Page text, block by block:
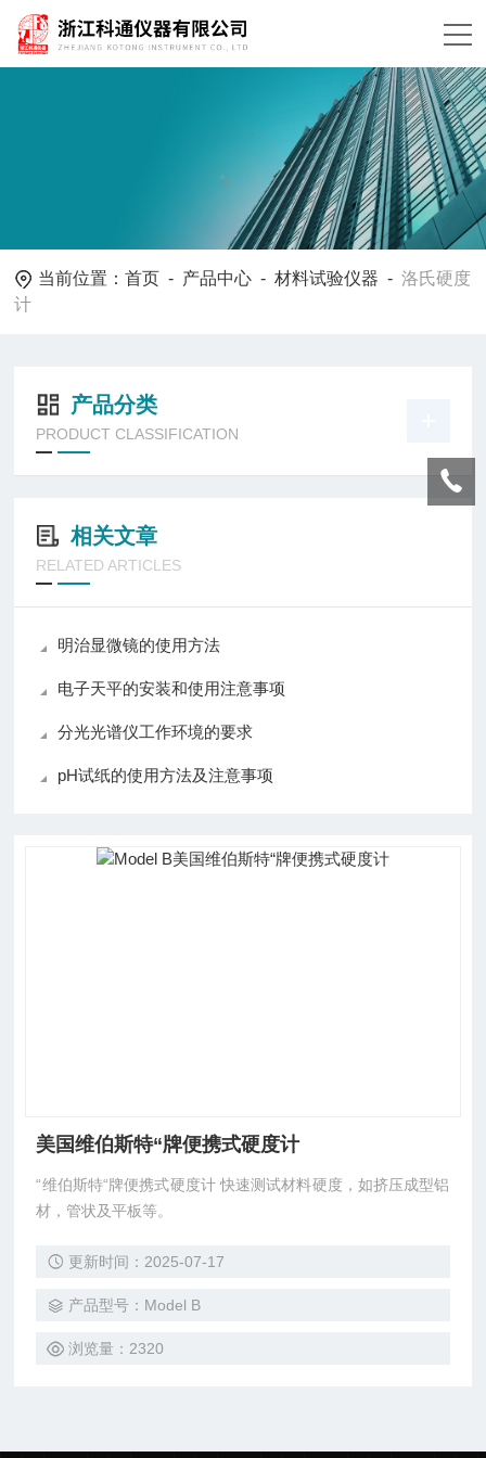
当前位置：首页 - 产品中心 -材料试验仪器 -洛氏硬度
计
产品分类
PRODUCT CLASSIFICATION
相关文章
RELATED ARTICLES
明治显微镜的使用方法
电子天平的安装和使用注意事项
分光光谱仪工作环境的要求
pH试纸的使用方法及注意事项
美国维伯斯特“牌便携式硬度计
“维伯斯特“牌便携式硬度计 快速测试材料硬度，如挤压成型铝
材，管状及平板等。
更新时间：2025-07-17
产品型号：Model B
浏览量：2320